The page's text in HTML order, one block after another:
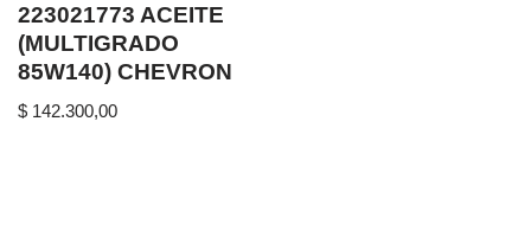
223021773 ACEITE
(MULTIGRADO
85W140) CHEVRON
$ 142.300,00